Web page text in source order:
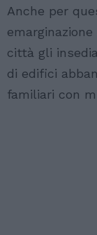
Anche per
città gli
di edifici
familiari con